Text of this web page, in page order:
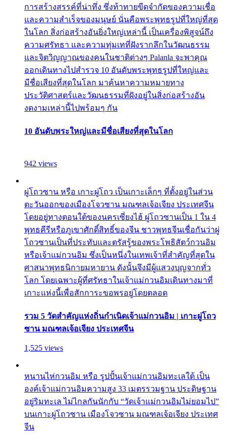
การสร้างสรรค์ที่น่าทึ่ง ซึ่งท้าทายขีดจำกัดของความเชื่อ
และความสำเร็จของมนุษย์ นั่นคือพระพุทธรูปที่ใหญ่ที่สุด
ในโลก สิ่งก่อสร้างอันยิ่งใหญ่เหล่านี้ เป็นเครื่องพิสูจน์ถึง
ความศรัทธา และความทุ่มเทที่ฝังรากลึกในวัฒนธรรม
และจิตวิญญาณของคนในชาติต่างๆ Palanla จะพาคุณ
ออกเดินทางไปสำรวจ 10 อันดับพระพุทธรูปที่ใหญ่และ
มีชื่อเสียงที่สุดในโลก มาค้นหาความหมายทาง
ประวัติศาสตร์และวัฒนธรรมที่ฝังอยู่ในสิ่งก่อสร้างอัน
งดงามเหล่านี้ไปพร้อมๆ กัน
10 อันดับพระใหญ่และมีชื่อเสียงที่สุดในโลก
942 views
ผู่โถวซาน หรือ เกาะผู่โถว เป็นเกาะเล็กๆ ที่ตั้งอยู่ในส่วน
ตะวันออกของเมืองโจวซาน มณฑลเจ้อเจียง ประเทศจีน
โดยอยู่ทางตอนใต้ของนครเซี่ยงไฮ้ ผู่โถวซานเป็น 1 ใน 4
พุทธคีรีหรือภูเขาศักดิ์สิทธิ์ของจีน ชาวพุทธจีนเชื่อกันว่าผู่
โถวซานเป็นที่ประทับและตรัสรู้ของพระโพธิสัตว์กวนอิม
หรือเจ้าแม่กวนอิม ซึ่งเป็นหนึ่งในเทพเจ้าที่สำคัญที่สุดใน
ศาสนาพุทธนิกายมหายาน ดังนั้นจึงมีผู้แสวงบุญจากทั่ว
โลก โดยเฉพาะผู้ที่ศรัทธาในเจ้าแม่กวนอิมเดินทางมาที่
เกาะแห่งนี้เพื่อสักการะขอพรอยู่โดยตลอด
รวม 5 วัดสำคัญแห่งถิ่นกำเนิดเจ้าแม่กวนอิม | เกาะผู่โถว
ซาน มณฑลเจ้อเจียง ประเทศจีน
1,525 views
หนานไห่กวนอิม หรือ รูปปั้นเจ้าแม่กวนอิมทะเลใต้ เป็น
องค์เจ้าแม่กวนอิมความสูง 33 เมตรรวมฐาน ประดิษฐาน
อยู่ริมทะเล ไม่ไกลกันนักกับ “วัดเจ้าแม่กวนอิมไม่ยอมไป”
บนเกาะผู่โถวซาน เมืองโจวซาน มณฑลเจ้อเจียง ประเทศ
จีน